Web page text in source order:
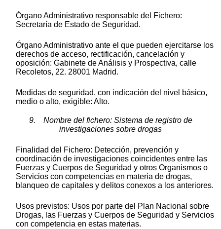
Órgano Administrativo responsable del Fichero:
Secretaría de Estado de Seguridad.
Órgano Administrativo ante el que pueden ejercitarse los
derechos de acceso, rectificación, cancelación y
oposición: Gabinete de Análisis y Prospectiva, calle
Recoletos, 22. 28001 Madrid.
Medidas de seguridad, con indicación del nivel básico,
medio o alto, exigible: Alto.
9. Nombre del fichero: Sistema de registro de
investigaciones sobre drogas
Finalidad del Fichero: Detección, prevención y
coordinación de investigaciones coincidentes entre las
Fuerzas y Cuerpos de Seguridad y otros Organismos o
Servicios con competencias en materia de drogas,
blanqueo de capitales y delitos conexos a los anteriores.
Usos previstos: Usos por parte del Plan Nacional sobre
Drogas, las Fuerzas y Cuerpos de Seguridad y Servicios
con competencia en estas materias.